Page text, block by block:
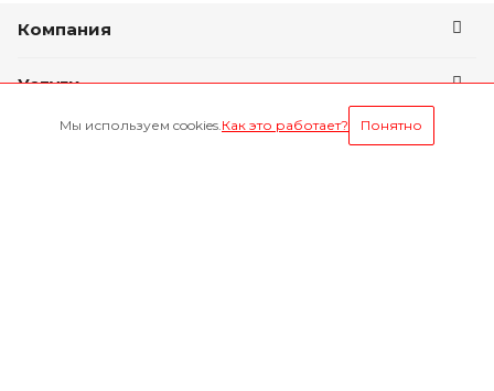
Компания
Услуги
Условия оплаты
Мы используем cookies.Как это работает? Понятно